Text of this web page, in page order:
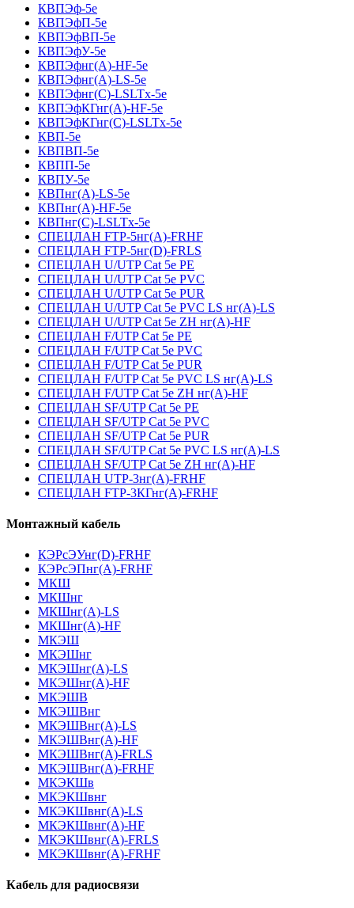
КВПЭф-5е
КВПЭфП-5е
КВПЭфВП-5е
КВПЭфУ-5е
КВПЭфнг(А)-HF-5е
КВПЭфнг(А)-LS-5е
КВПЭфнг(С)-LSLTx-5е
КВПЭфКГнг(А)-HF-5е
КВПЭфКГнг(С)-LSLTx-5е
КВП-5е
КВПВП-5е
КВПП-5е
КВПУ-5е
КВПнг(А)-LS-5е
КВПнг(А)-HF-5е
КВПнг(С)-LSLTx-5е
СПЕЦЛАН FTP-5нг(А)-FRHF
СПЕЦЛАН FTP-5нг(D)-FRLS
СПЕЦЛАН U/UTP Cat 5e PE
СПЕЦЛАН U/UTP Cat 5e PVC
СПЕЦЛАН U/UTP Cat 5e PUR
СПЕЦЛАН U/UTP Cat 5e PVC LS нг(А)-LS
СПЕЦЛАН U/UTP Cat 5e ZH нг(А)-HF
СПЕЦЛАН F/UTP Cat 5e PE
СПЕЦЛАН F/UTP Cat 5e PVC
СПЕЦЛАН F/UTP Cat 5e PUR
СПЕЦЛАН F/UTP Cat 5e PVC LS нг(А)-LS
СПЕЦЛАН F/UTP Cat 5e ZH нг(А)-HF
СПЕЦЛАН SF/UTP Cat 5e PE
СПЕЦЛАН SF/UTP Cat 5e PVC
СПЕЦЛАН SF/UTP Cat 5e PUR
СПЕЦЛАН SF/UTP Cat 5e PVC LS нг(А)-LS
СПЕЦЛАН SF/UTP Cat 5e ZH нг(А)-HF
СПЕЦЛАН UTP-3нг(А)-FRHF
СПЕЦЛАН FTP-3КГнг(А)-FRHF
Монтажный кабель
КЭРсЭУнг(D)-FRHF
КЭРсЭПнг(А)-FRHF
МКШ
МКШнг
МКШнг(А)-LS
МКШнг(А)-HF
МКЭШ
МКЭШнг
МКЭШнг(А)-LS
МКЭШнг(А)-HF
МКЭШВ
МКЭШВнг
МКЭШВнг(А)-LS
МКЭШВнг(А)-HF
МКЭШВнг(А)-FRLS
МКЭШВнг(А)-FRHF
МКЭКШв
МКЭКШвнг
МКЭКШвнг(А)-LS
МКЭКШвнг(A)-HF
МКЭКШвнг(А)-FRLS
МКЭКШвнг(A)-FRHF
Кабель для радиосвязи